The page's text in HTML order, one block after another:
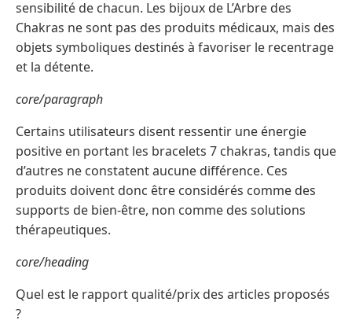
sensibilité de chacun. Les bijoux de L’Arbre des
Chakras ne sont pas des produits médicaux, mais des
objets symboliques destinés à favoriser le recentrage
et la détente.
core/paragraph
Certains utilisateurs disent ressentir une énergie
positive en portant les bracelets 7 chakras, tandis que
d’autres ne constatent aucune différence. Ces
produits doivent donc être considérés comme des
supports de bien-être, non comme des solutions
thérapeutiques.
core/heading
Quel est le rapport qualité/prix des articles proposés
?